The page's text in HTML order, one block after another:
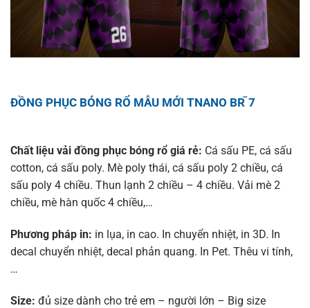
ĐỒNG PHỤC BÓNG RỔ MẪU MỚI TNANO BR ̃7
Chất liệu vải đồng phục bóng rổ giá rẻ: Cá sấu PE, cá sấu
cotton, cá sấu poly. Mè poly thái, cá sấu poly 2 chiều, cá
sấu poly 4 chiều. Thun lạnh 2 chiều – 4 chiều. Vải mè 2
chiều, mè hàn quốc 4 chiều,…
Phương pháp in: in lụa, in cao. In chuyển nhiệt, in 3D. In
decal chuyển nhiệt, decal phản quang. In Pet. Thêu vi tính,
…
Size: đủ size dành cho trẻ em – người lớn – Big size